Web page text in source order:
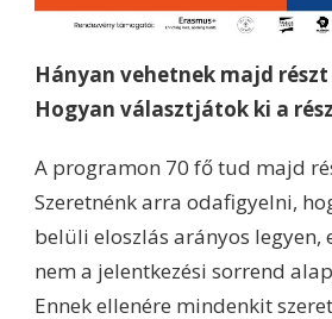
Hányan vehetnek majd
Hogyan választjátok ki a
A programon 70 fő tud majd
Szeretnénk arra odafigyelni,
belüli eloszlás arányos legyen,
nem a jelentkezési sorrend
Ennek ellenére mindenkit